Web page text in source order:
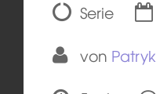
Serie
von